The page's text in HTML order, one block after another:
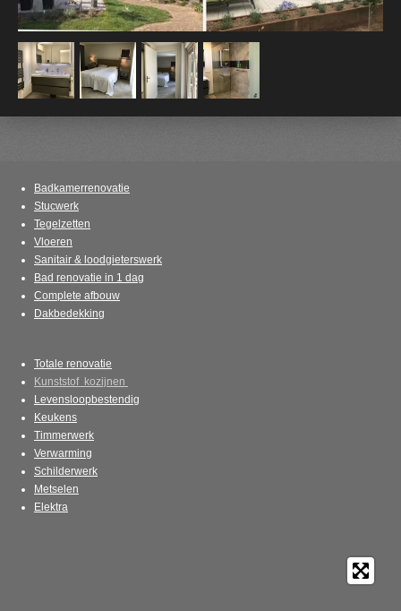
Badkamerrenovatie
Stucwerk
Tegelzetten
Vloeren
Sanitair & loodgieterswerk
Bad renovatie in 1 dag
Complete afbouw
Dakbedekking
Totale renovatie
Kunststof kozijnen
Levensloopbestendig
Keukens
Timmerwerk
Verwarming
Schilderwerk
Metselen
Elektra